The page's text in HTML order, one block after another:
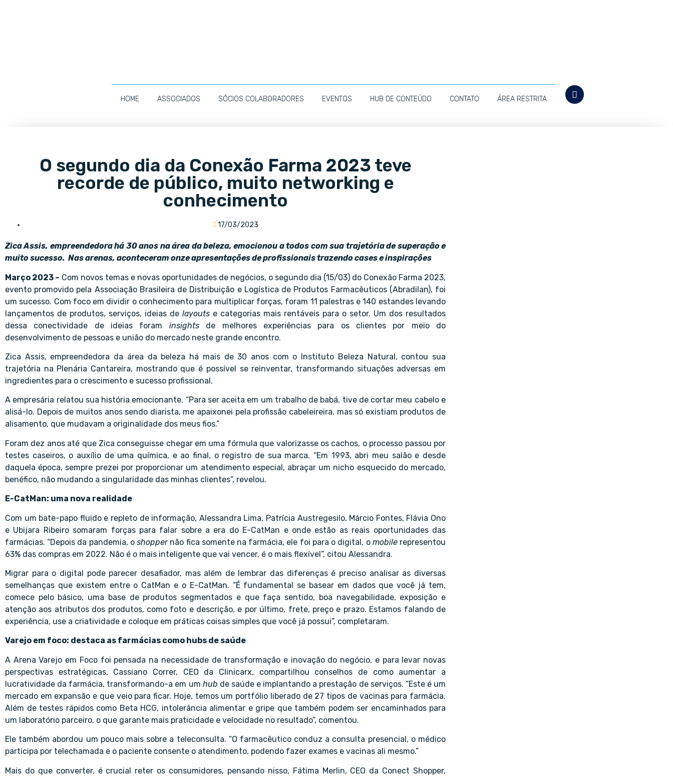
HOME ASSOCIADOS SÓCIOS COLABORADORES EVENTOS HUB DE CONTEÚDO CONTATO ÁREA RESTRITA
O segundo dia da Conexão Farma 2023 teve
recorde de público, muito networking e
conhecimento
17/03/2023
Zica Assis, empreendedora há 30 anos na área da beleza, emocionou a todos com sua trajetória de superação e
muito sucesso. Nas arenas, aconteceram onze apresentações de profissionais trazendo cases e inspirações
Março 2023 – Com novos temas e novas oportunidades de negócios, o segundo dia (15/03) do Conexão Farma 2023,
evento promovido pela Associação Brasileira de Distribuição e Logística de Produtos Farmacêuticos (Abradilan), foi
um sucesso. Com foco em dividir o conhecimento para multiplicar forças, foram 11 palestras e 140 estandes levando
lançamentos de produtos, serviços, ideias de layouts e categorias mais rentáveis para o setor. Um dos resultados
dessa conectividade de ideias foram insightsde melhores experiências para os clientes por meio do
desenvolvimento de pessoas e união do mercado neste grande encontro.
Zica Assis, empreendedora da área da beleza há mais de 30 anos com o Instituto Beleza Natural, contou sua
trajetória na Plenária Cantareira, mostrando que é possível se reinventar, transformando situações adversas em
ingredientes para o crescimento e sucesso profissional.
A empresária relatou sua história emocionante. “Para ser aceita em um trabalho de babá, tive de cortar meu cabelo e
alisá-lo. Depois de muitos anos sendo diarista, me apaixonei pela profissão cabeleireira, mas só existiam produtos de
alisamento, que mudavam a originalidade dos meus fios.”
Foram dez anos até que Zica conseguisse chegar em uma fórmula que valorizasse os cachos, o processo passou por
testes caseiros, o auxílio de uma química, e ao final, o registro de sua marca. “Em 1993, abri meu salão e desde
daquela época, sempre prezei por proporcionar um atendimento especial, abraçar um nicho esquecido do mercado,
benéfico, não mudando a singularidade das minhas clientes”, revelou.
E-CatMan: uma nova realidade
Com um bate-papo fluido e repleto de informação, Alessandra Lima, Patrícia Austregesilo, Márcio Fontes, Flávia Ono
e Ubijara Ribeiro somaram forças para falar sobre a era do E-CatMan e onde estão as reais oportunidades das
farmácias. “Depois da pandemia, oshoppernão fica somente na farmácia, ele foi para o digital, o mobilerepresentou
63% das compras em 2022. Não é o mais inteligente que vai vencer, é o mais flexível”, citou Alessandra.
Migrar para o digital pode parecer desafiador, mas além de lembrar das diferenças é preciso analisar as diversas
semelhanças que existem entre o CatMan e o E-CatMan. “É fundamental se basear em dados que você já tem,
comece pelo básico, uma base de produtos segmentados e que faça sentido, boa navegabilidade, exposição e
atenção aos atributos dos produtos, como foto e descrição, e por último, frete, preço e prazo. Estamos falando de
experiência, use a criatividade e coloque em práticas coisas simples que você já possui”, completaram.
Varejo em foco: destaca as farmácias como hubs de saúde
A Arena Varejo em Foco foi pensada na necessidade de transformação e inovação do negócio, e para levar novas
perspectivas estratégicas, Cassiano Correr, CEO da Clinicarx, compartilhou conselhos de como aumentar a
lucratividade da farmácia, transformando-a em um hub de saúde e implantando a prestação de serviços. “Este é um
mercado em expansão e que veio para ficar. Hoje, temos um portfólio liberado de 27 tipos de vacinas para farmácia.
Além de testes rápidos como Beta HCG, intolerância alimentar e gripe que também podem ser encaminhados para
um laboratório parceiro, o que garante mais praticidade e velocidade no resultado”, comentou.
Ele também abordou um pouco mais sobre a teleconsulta. “O farmacêutico conduz a consulta presencial, o médico
participa por telechamada e o paciente consente o atendimento, podendo fazer exames e vacinas ali mesmo.”
Mais do que converter, é crucial reter os consumidores, pensando nisso, Fátima Merlin, CEO da Conect Shopper,